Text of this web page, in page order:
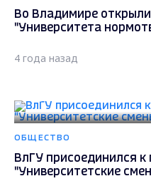
Во Владимире
"Университета
4 года назад
ОБЩЕСТВО
ВлГУ присоединился к
"Университетские